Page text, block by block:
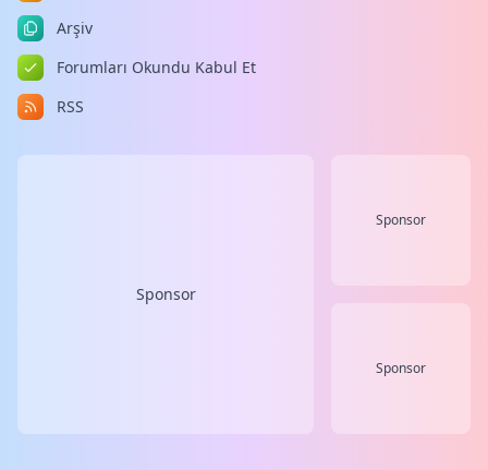
Arşiv
Forumları Okundu Kabul Et
RSS
Sponsor
Sponsor
Sponsor